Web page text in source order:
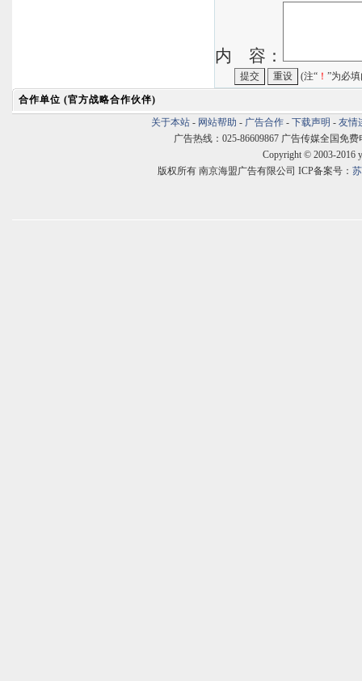
内 容：
(注“ ！ ”为必
合作单位 (官方战略合作伙伴)
关于本站 - 网站帮助 - 广告合作 - 下载声明 - 友情
广告热线：025-86609867 广告传媒全国免费
Copyright © 2003-2016
版权所有 南京海盟广告有限公司 ICP备案号：